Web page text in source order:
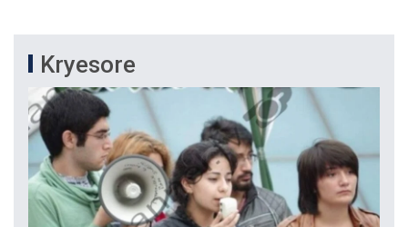
Kryesore